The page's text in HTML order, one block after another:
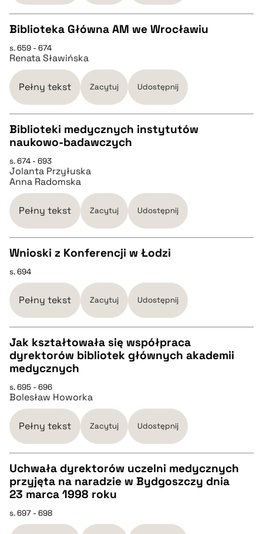
pobierz cytat
CZYSTY TEKST
pobierz cytat
BIBTEX
Biblioteka Główna AM we Wrocławiu
s. 659 - 674
Renata Sławińska
Pełny tekst Zacytuj Udostępnij
pobierz cytat
pobierz cytat
Biblioteki medycznych instytutów
naukowo-badawczych
s. 674 - 693
Jolanta Przyłuska
Anna Radomska
Pełny tekst Zacytuj Udostępnij
CZYSTY TEKST
pobierz cytat
BIBTEX
Wnioski z Konferencji w Łodzi
s. 694
Pełny tekst Zacytuj Udostępnij
CZYSTY TEKST
pobierz cytat
BIBTEX
pobierz cytat
Jak kształtowała się współpraca
dyrektorów bibliotek głównych akademii
medycznych
s. 695 - 696
Bolesław Howorka
Pełny tekst Zacytuj Udostępnij
CZYSTY TEKST
pobierz cytat
Uchwała dyrektorów uczelni medycznych
przyjęta na naradzie w Bydgoszczy dnia
23 marca 1998 roku
s. 697 - 698